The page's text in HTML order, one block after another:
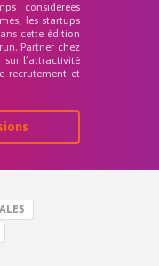
considérées
les startups
cette édition
Partner chez
sur l’attractivité
recrutement et